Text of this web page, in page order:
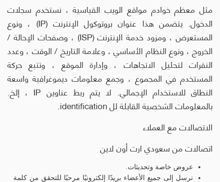
مثل معظم خوادم مواقع الويب القياسية ، نستخدم سجلات
الدخول. يتضمن هذا عنوان بروتوكول الإنترنت (IP) ، ونوع
المستعرض ، ومزود خدمة الإنترنت (ISP) ، وصفحات الإحالة /
الخروج ، ونوع النظام الأساسي ، وعلامة التاريخ / الوقت ، وعدد
النقرات لتحليل الاتجاهات ، وإدارة الموقع ، وتتبع حركة
المستخدم في المجموع ، وجمع معلومات ديموغرافية واسعة
النطاق للاستخدام الإجمالي. لا يتم ربط عناوين IP ، إلخ.
بالمعلومات الشخصية القابلة لل identification.
الاتصالات مع العملاء
اتصالات من سعودي ارت أون لاين
عروض خاصة وتحديثات.
نرسل إلى جميع الأعضاء بريدًا إلكترونيًا مرحبًا للتحقق من كلمة